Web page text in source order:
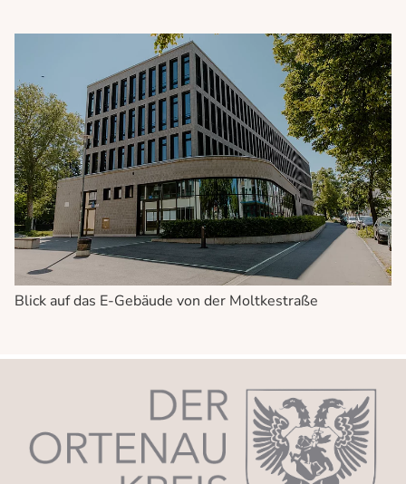
Blick auf das E-Gebäude von der Moltkestraße